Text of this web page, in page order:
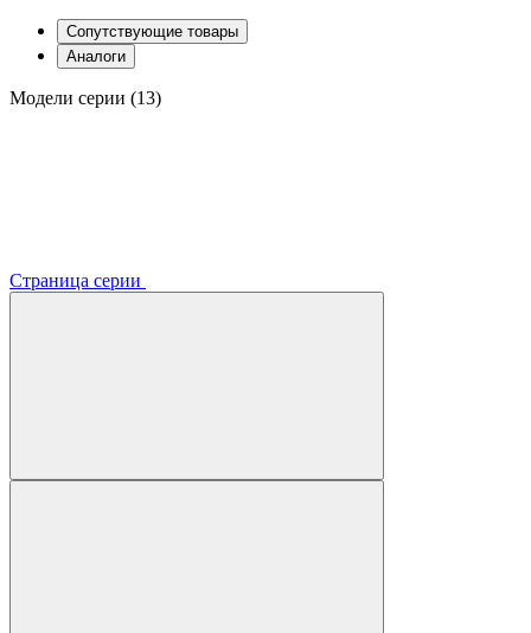
Сопутствующие товары
Аналоги
Модели серии (13)
Страница серии